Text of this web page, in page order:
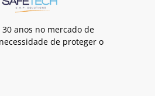
anos no mercado de
de proteger o